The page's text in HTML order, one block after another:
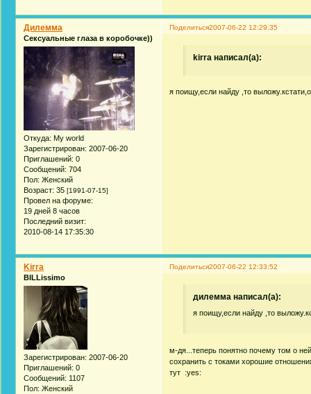
Поделиться2007-06-22 12:29:35
Дилемма
Сексуальные глаза в коробочке))
Откуда: My world
Зарегистрирован: 2007-06-20
Приглашений: 0
Сообщений: 704
Пол: Женский
Возраст: 35 [1991-07-15]
Провел на форуме:
19 дней 8 часов
Последний визит:
2010-08-14 17:35:30
kirra написал(а):
я поищу,если найду ,то
Поделиться2007-06-22 12:33:52
Kirra
BILLissimo
Зарегистрирован: 2007-06-20
Приглашений: 0
Сообщений: 1107
Пол: Женский
дилемма написал(а):
я поищу,если найду ,то
м-дя...теперь понятно почему том о
сохранить с токами хорошие
тут :yes: